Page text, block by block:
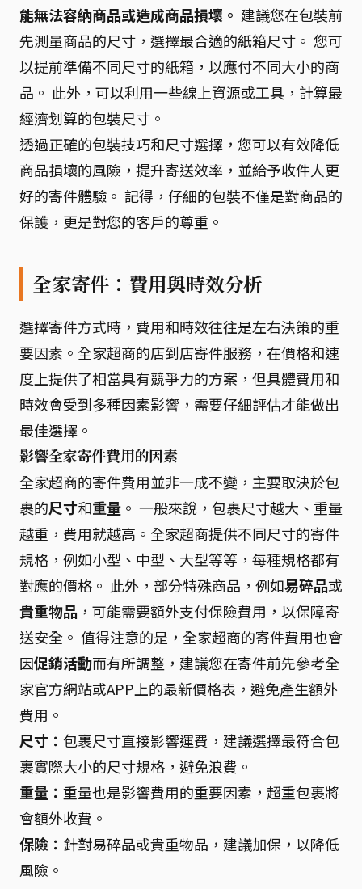
能無法容納商品或造成商品損壞。 建議您在包裝前
先測量商品的尺寸，選擇最合適的紙箱尺寸。 您可
以提前準備不同尺寸的紙箱，以應付不同大小的商
品。 此外，可以利用一些線上資源或工具，計算最
經濟划算的包裝尺寸。
透過正確的包裝技巧和尺寸選擇，您可以有效降低
商品損壞的風險，提升寄送效率，並給予收件人更
好的寄件體驗。 記得，仔細的包裝不僅是對商品的
保護，更是對您的客戶的尊重。
全家寄件：費用與時效分析
選擇寄件方式時，費用和時效往往是左右決策的重
要因素。全家超商的店到店寄件服務，在價格和速
度上提供了相當具有競爭力的方案，但具體費用和
時效會受到多種因素影響，需要仔細評估才能做出
最佳選擇。
影響全家寄件費用的因素
全家超商的寄件費用並非一成不變，主要取決於包
裹的尺寸和重量 。 一般來說，包裹尺寸越大、重量
越重，費用就越高。全家超商提供不同尺寸的寄件
規格，例如小型、中型、大型等等，每種規格都有
對應的價格。 此外，部分特殊商品，例如易碎品或
貴重物品 ，可能需要額外支付保險費用，以保障寄
送安全。 值得注意的是，全家超商的寄件費用也會
因促銷活動而有所調整，建議您在寄件前先參考全
家官方網站或APP上的最新價格表，避免產生額外
費用。
尺寸： 包裹尺寸直接影響運費，建議選擇最符合包
裹實際大小的尺寸規格，避免浪費。
重量： 重量也是影響費用的重要因素，超重包裹將
會額外收費。
保險： 針對易碎品或貴重物品，建議加保，以降低
風險。